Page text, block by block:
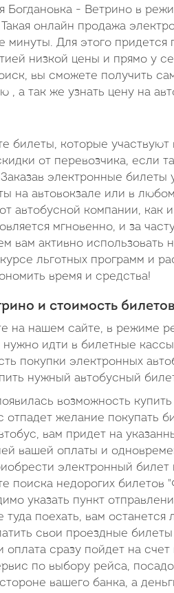
Богдановка - Ветрино в
онлайн продажа
минуты. Для этого придется
низкой цены и прямо у
вы сможете получить
а так же узнать цену на
билеты, которые участвуют
от перевозчика, если
электронные
на автовокзале или в
автобусной компании, как
мгновенно, и за
вам активно использовать
льготных программ и
время и средства!
и стоимость билетов
на нашем сайте, в режиме
идти в билетные
покупки электронных
нужный автобусный
возможность
желание покупать
вам придет на
вашей оплаты и
электронный
поиска недорогих билетов
указать пункт
поехать, вам останется
свои проездные
сразу пойдет на
по выбору рейса,
вашего банка, а